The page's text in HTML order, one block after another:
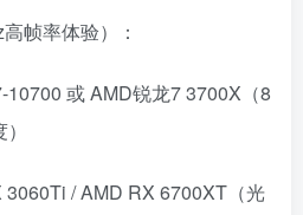
868热度 549热度
帧率体验）：
或 AMD锐龙7 3700X（8
3060Ti / AMD RX 6700XT（光